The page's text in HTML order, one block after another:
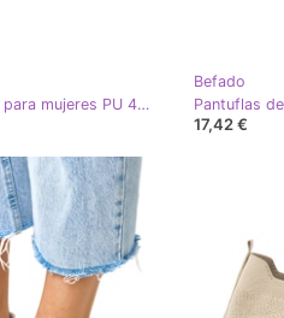
Dra. Befado Sneakers para mujeres PU 422d001 Negro
Befado
17,42 €